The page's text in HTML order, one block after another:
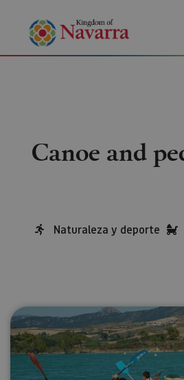
Canoe and
Naturaleza y deporte